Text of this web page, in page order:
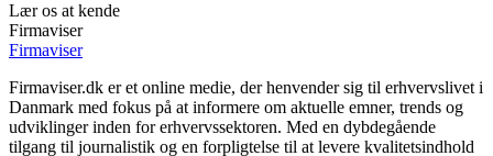
Lær os at kende
Firmaviser
Firmaviser
Firmaviser.dk er et online medie, der henvender sig til erhvervslivet i
Danmark med fokus på at informere om aktuelle emner, trends og
udviklinger inden for erhvervssektoren. Med en dybdegående
tilgang til journalistik og en forpligtelse til at levere kvalitetsindhold